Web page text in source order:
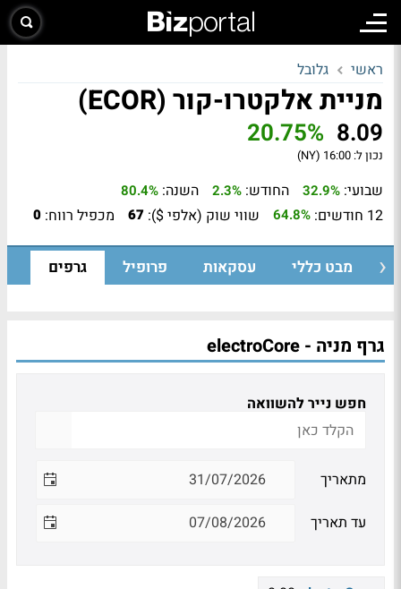
ראשי גלובל
מניית אלקטרו-קור (ECOR)
8.09
20.75%
נכון ל: 16:00 (NY)
שבועי: 32.9% החודש: 2.3% השנה: 80.4%
12 חודשים: 64.8% שווי שוק (אלפי $): 67 מכפיל רווח: 0
מבט כללי עסקאות פרופיל גרפים
גרף מניה - electroCore
חפש נייר להשוואה
מתאריך
עד תאריך